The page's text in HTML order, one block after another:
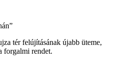
tér felújításának újabb üteme,
forgalmi rendet.